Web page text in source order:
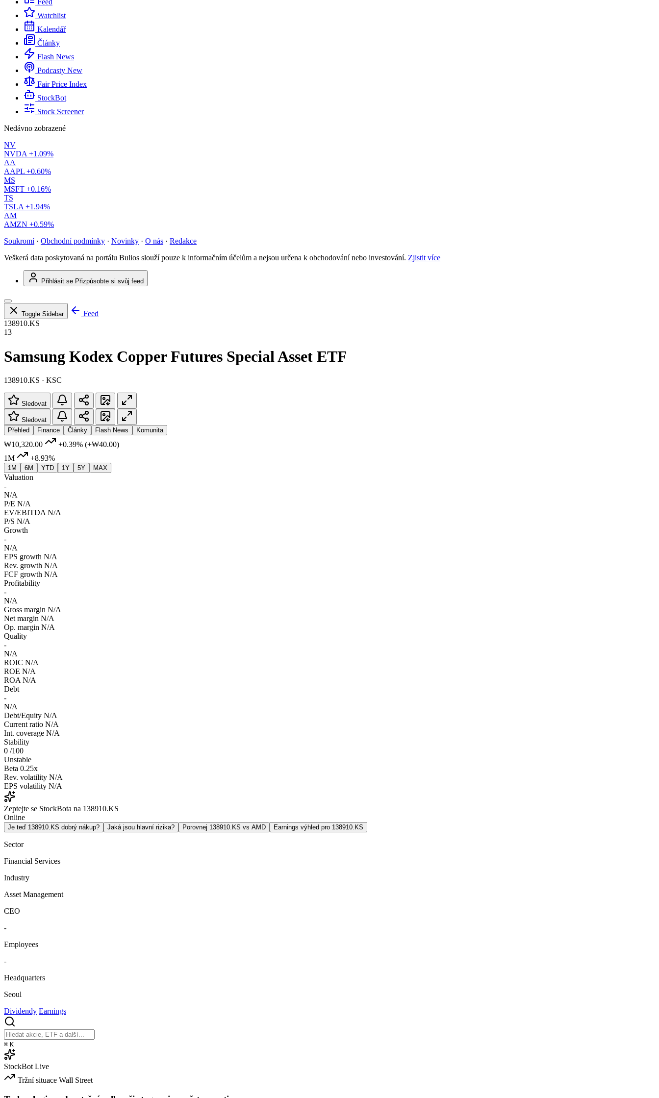
Feed
Watchlist
Kalendář
Články
Flash News
Podcasty New
Fair Price Index
StockBot
Stock Screener
Nedávno zobrazené
NV
NVDA +1.09%
AA
AAPL +0.60%
MS
MSFT +0.16%
TS
TSLA +1.94%
AM
AMZN +0.59%
Soukromí · Obchodní podmínky · Novinky · O nás · Redakce
Veškerá data poskytovaná na portálu Bulios slouží pouze k informačním účelům a nejsou určena k obchodování nebo investování. Zjistit více
Přihlásit se Přizpůsobte si svůj feed
Toggle Sidebar
Feed
138910.KS
13
Samsung Kodex Copper Futures Special Asset ETF
138910.KS · KSC
Sledovat
Sledovat
Přehled
Finance Články Flash News Komunita
₩10,320.00 +0.39% (+₩40.00)
1M
+8.93%
1M 6M YTD 1Y 5Y MAX
Valuation
-
N/A
P/E N/A
EV/EBITDA N/A
P/S N/A
Growth
-
N/A
EPS growth N/A
Rev. growth N/A
FCF growth N/A
Profitability
-
N/A
Gross margin N/A
Net margin N/A
Op. margin N/A
Quality
-
N/A
ROIC N/A
ROE N/A
ROA N/A
Debt
-
N/A
Debt/Equity N/A
Current ratio N/A
Int. coverage N/A
Stability
0 /100
Unstable
Beta 0.25x
Rev. volatility N/A
EPS volatility N/A
Zeptejte se StockBota na 138910.KS
Online
Je teď 138910.KS dobrý nákup? Jaká jsou hlavní rizika? Porovnej 138910.KS vs AMD Earnings výhled pro 138910.KS
Sector
Financial Services
Industry
Asset Management
CEO
-
Employees
-
Headquarters
Seoul
Dividendy Earnings
⌘ K
StockBot Live
Tržní situace Wall Street